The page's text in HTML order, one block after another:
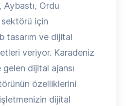
Ordu
için
tasarım ve dijital
veriyor. Karadeniz
dijital ajansı
özelliklerini
dijital